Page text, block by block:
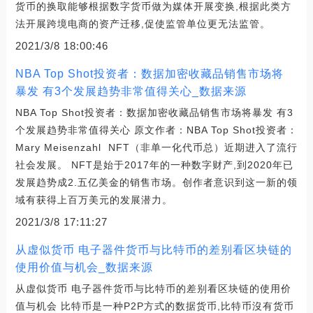
货币的换取能够根据数字货币做为媒体开展变换,根据此类方
法开展跨境电商的资产迁移,促使监管单位更无法监管。
2021/3/8 18:00:46
NBA Top Shot投资者：数据加密收藏品销售市场将
暴发 有3个发展趋势非常值得关心_数据来源
NBA Top Shot投资者：数据加密收藏品销售市场将暴发 有3
个发展趋势非常值得关心 原文作者：NBA Top Shot投资者：
Mary Meisenzahl NFT（非单一化代币总）近期进入了流行
社会发展。 NFT是始于2017年的一种数字财产,到2020年已
发展趋势成2.五亿美金的销售市场。创作者意识到这一新的领
域有获得上百万美元的发展潜力。
2021/3/8 17:11:27
从虚似货币 电子器件货币与比特币的差别看区块链的
使用价值与机会_数据来源
从虚似货币 电子器件货币与比特币的差别看区块链的使用价
值与机会 比特币是一种P2P方式的数据货币,比特币沒有货币